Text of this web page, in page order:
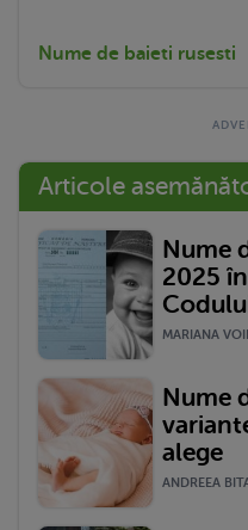
Nume de baieti rusesti
Articole
Nume
2025
MARIANA
Nume
alege
ANDREEA